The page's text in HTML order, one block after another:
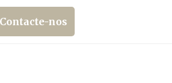
Contacte-nos